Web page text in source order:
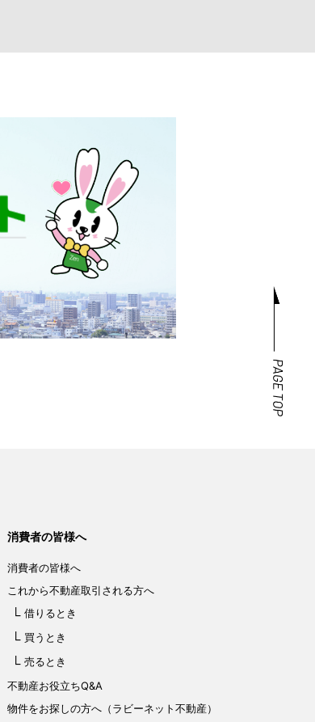
消費者の皆様へ
消費者の皆様へ
これから不動産取引される方へ
借りるとき
買うとき
売るとき
不動産お役立ちQ&A
物件をお探しの方へ（ラビーネット不動産）